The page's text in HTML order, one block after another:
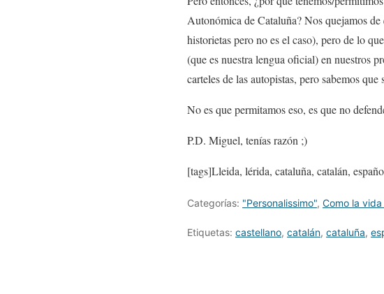
Autonómica de Cataluña? Nos quejamos
historietas pero no es el caso), pero de lo
(que es nuestra lengua oficial) en nuestros
carteles de las autopistas, pero sabemos
No es que permitamos eso, es que no
P.D. Miguel, tenías razón ;)
[tags]Lleida, lérida, cataluña, catalán,
Categorías: "Personalissimo", Como la vida
Etiquetas: castellano, catalán, cataluña,